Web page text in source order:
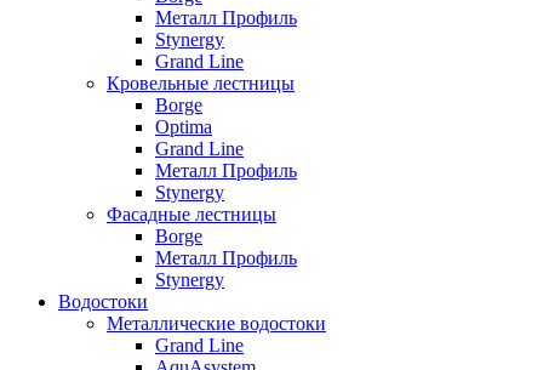
Металл Профиль
Stynergy
Grand Line
Кровельные лестницы
Borge
Optima
Grand Line
Металл Профиль
Stynergy
Фасадные лестницы
Borge
Металл Профиль
Stynergy
Водостоки
Металлические водостоки
Grand Line